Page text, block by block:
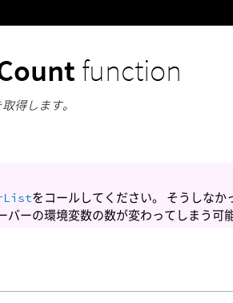
function
得します。
をコールしてください。 そうしなか
バーの環境変数の数が変わってしまう可